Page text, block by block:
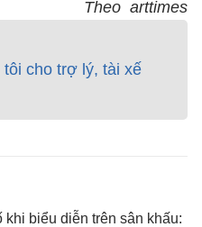
Theo arttimes
cho trợ lý, tài xế
biểu diễn trên sân khấu: